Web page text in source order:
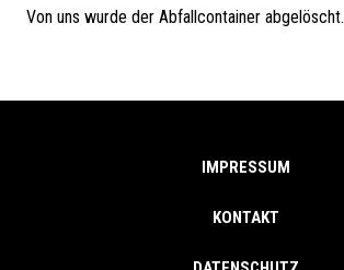
Von uns wurde der Abfallcontainer abgelöscht.
IMPRESSUM
KONTAKT